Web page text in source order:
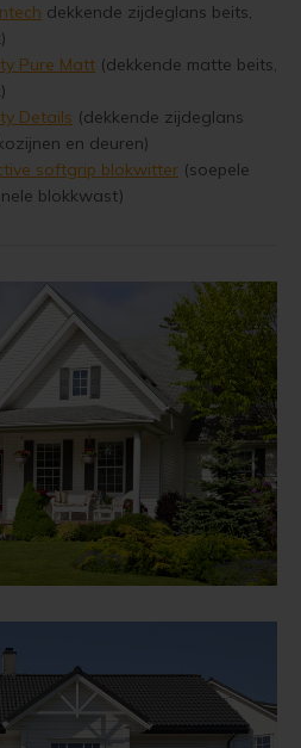
dekkende zijdeglans beits,
Pure Matt (dekkende matte beits,
Details (dekkende zijdeglans
en deuren)
softgrip blokwitter (soepele
blokkwast)